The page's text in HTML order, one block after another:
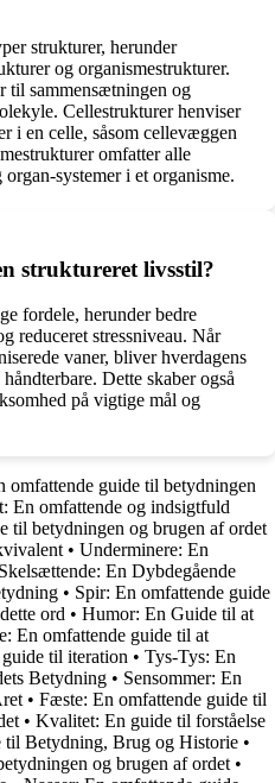
strukturer, herunder
og organismestrukturer.
til sammensætningen og
Cellestrukturer henviser
i en celle, såsom cellevæggen
omfatter alle
systemer i et organisme.
struktureret livsstil?
fordele, herunder bedre
reduceret stressniveau. Når
vaner, bliver hverdagens
Dette skaber også
på vigtige mål og
omfattende guide til betydningen
En omfattende og indsigtfuld
til betydningen og brugen af ordet
• Underminere: En
Skelsættende: En Dybdegående
• Spir: En omfattende guide
ord • Humor: En Guide til at
En omfattende guide til at
til iteration • Tys-Tys: En
Betydning • Sensommer: En
• Fæste: En omfattende guide til
• Kvalitet: En guide til forståelse
Betydning, Brug og Historie •
og brugen af ordet •